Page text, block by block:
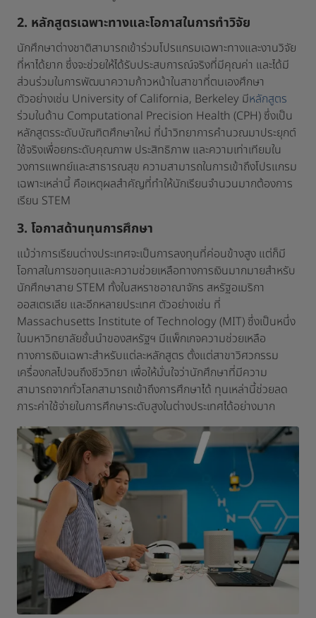
2. หลักสูตรเฉพาะทางและโอกาสในการทำวิจัย
นักศึกษาต่างชาติสามารถเข้าร่วมโปรแกรมเฉพาะทางและงานวิจัย
ที่หาได้ยาก ซึ่งจะช่วยให้ได้รับประสบการณ์จริงที่มีคุณค่า และได้มี
ส่วนร่วมในการพัฒนาความก้าวหน้าในสาขาที่ตนเองศึกษา
ตัวอย่างเช่น University of California, Berkeley มีหลักสูตร
ร่วมในด้าน Computational Precision Health (CPH) ซึ่งเป็น
หลักสูตรระดับบัณฑิตศึกษาใหม่ ที่นำวิทยาการคำนวณมาประยุกต์
ใช้จริงเพื่อยกระดับคุณภาพ ประสิทธิภาพ และความเท่าเทียมใน
วงการแพทย์และสาธารณสุข ความสามารถในการเข้าถึงโปรแกรม
เฉพาะเหล่านี้ คือเหตุผลสำคัญที่ทำให้นักเรียนจำนวนมากต้องการ
เรียน STEM
3. โอกาสด้านทุนการศึกษา
แม้ว่าการเรียนต่างประเทศจะเป็นการลงทุนที่ค่อนข้างสูง แต่ก็มี
โอกาสในการขอทุนและความช่วยเหลือทางการเงินมากมายสำหรับ
นักศึกษาสาย STEM ทั้งในสหราชอาณาจักร สหรัฐอเมริกา
ออสเตรเลีย และอีกหลายประเทศ ตัวอย่างเช่น ที่
Massachusetts Institute of Technology (MIT) ซึ่งเป็นหนึ่ง
ในมหาวิทยาลัยชั้นนำของสหรัฐฯ มีแพ็กเกจความช่วยเหลือ
ทางการเงินเฉพาะสำหรับแต่ละหลักสูตร ตั้งแต่สาขาวิศวกรรม
เครื่องกลไปจนถึงชีววิทยา เพื่อให้มั่นใจว่านักศึกษาที่มีความ
สามารถจากทั่วโลกสามารถเข้าถึงการศึกษาได้ ทุนเหล่านี้ช่วยลด
ภาระค่าใช้จ่ายในการศึกษาระดับสูงในต่างประเทศได้อย่างมาก